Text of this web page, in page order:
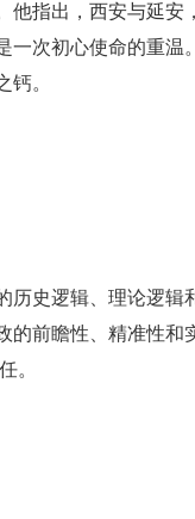
他指出，西安与延安
一次初心使命的重温
。
历史逻辑、理论逻辑
的前瞻性、精准性和
。